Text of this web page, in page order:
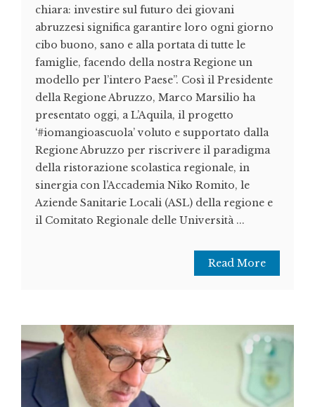
chiara: investire sul futuro dei giovani
abruzzesi significa garantire loro ogni giorno
cibo buono, sano e alla portata di tutte le
famiglie, facendo della nostra Regione un
modello per l’intero Paese”. Così il Presidente
della Regione Abruzzo, Marco Marsilio ha
presentato oggi, a L’Aquila, il progetto
‘#iomangioascuola’ voluto e supportato dalla
Regione Abruzzo per riscrivere il paradigma
della ristorazione scolastica regionale, in
sinergia con l’Accademia Niko Romito, le
Aziende Sanitarie Locali (ASL) della regione e
il Comitato Regionale delle Università ...
Read More